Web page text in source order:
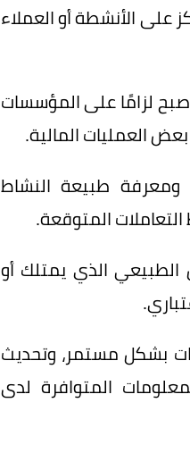
على الأنشطة أو العملاء
لزامًا على المؤسسات
العمليات المالية.
ومعرفة طبيعة النشاط
المتوقعة.
الذي يمتلك أو
بشكل مستمر، وتحديث
المتوافرة لدى